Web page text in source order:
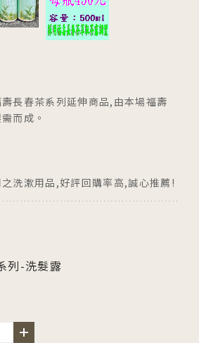
長春茶系列延伸商品,由本場福壽
而成。
洗漱用品,好評回購率高,誠心推薦!
列-洗髮露